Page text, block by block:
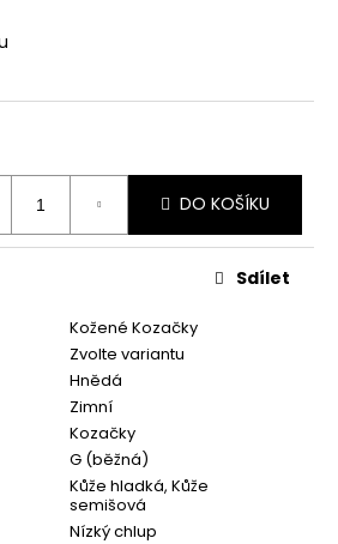
DO KOŠÍKU
Kožené Kozačky
Zvolte variantu
Hnědá
Zimní
Kozačky
G (běžná)
Kůže hladká, Kůže
semišová
Nízký chlup
Sdílet